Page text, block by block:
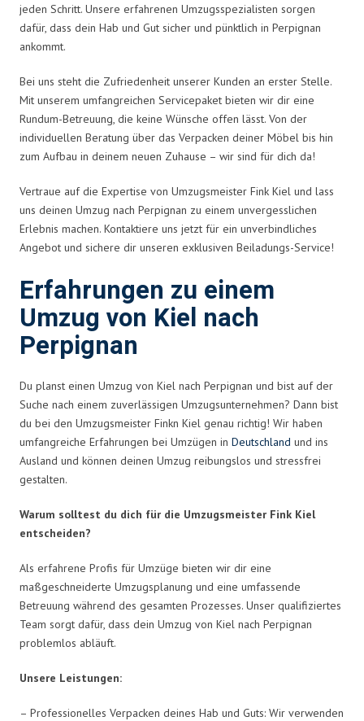
jeden Schritt. Unsere erfahrenen Umzugsspezialisten sorgen
dafür, dass dein Hab und Gut sicher und pünktlich in Perpignan
ankommt.
Bei uns steht die Zufriedenheit unserer Kunden an erster Stelle.
Mit unserem umfangreichen Servicepaket bieten wir dir eine
Rundum-Betreuung, die keine Wünsche offen lässt. Von der
individuellen Beratung über das Verpacken deiner Möbel bis hin
zum Aufbau in deinem neuen Zuhause – wir sind für dich da!
Vertraue auf die Expertise von Umzugsmeister Fink Kiel und lass
uns deinen Umzug nach Perpignan zu einem unvergesslichen
Erlebnis machen. Kontaktiere uns jetzt für ein unverbindliches
Angebot und sichere dir unseren exklusiven Beiladungs-Service!
Erfahrungen zu einem
Umzug von Kiel nach
Perpignan
Du planst einen Umzug von Kiel nach Perpignan und bist auf der
Suche nach einem zuverlässigen Umzugsunternehmen? Dann bist
du bei den Umzugsmeister Finkn Kiel genau richtig! Wir haben
umfangreiche Erfahrungen bei Umzügen in Deutschland und ins
Ausland und können deinen Umzug reibungslos und stressfrei
gestalten.
Warum solltest du dich für die Umzugsmeister Fink Kiel
entscheiden?
Als erfahrene Profis für Umzüge bieten wir dir eine
maßgeschneiderte Umzugsplanung und eine umfassende
Betreuung während des gesamten Prozesses. Unser qualifiziertes
Team sorgt dafür, dass dein Umzug von Kiel nach Perpignan
problemlos abläuft.
Unsere Leistungen:
– Professionelles Verpacken deines Hab und Guts: Wir verwenden